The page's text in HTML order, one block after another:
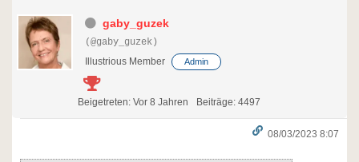
gaby_guzek
(@gaby_guzek)
Illustrious Member
Admin
Beigetreten: Vor 8 Jahren Beiträge: 4497
08/03/2023 8:07